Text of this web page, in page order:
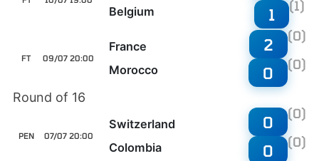
Belgium
1 (1)
09/07 20:00
FT
France
Morocco
2 (0)
0 (0)
Round of 16
07/07 20:00
PEN
Switzerland
Colombia
0 (0)
0 (0)